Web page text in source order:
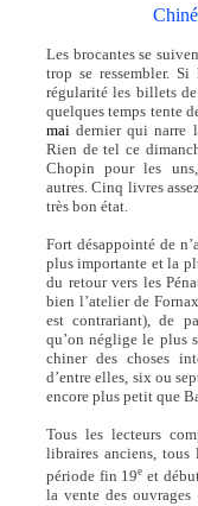
Les brocantes se
trop se ressembler.
régularité les billets
quelques temps tente
mai dernier qui narre
Rien de tel ce
Chopin pour les
autres. Cinq livres
très bon état.
Fort désappointé de
plus importante et la
du retour vers les
bien l’atelier de
est contrariant), de
qu’on néglige le plus
chiner des choses
d’entre elles, six ou
encore plus petit que
Tous les lecteurs
libraires anciens, tous
période fin 19e et
la vente des